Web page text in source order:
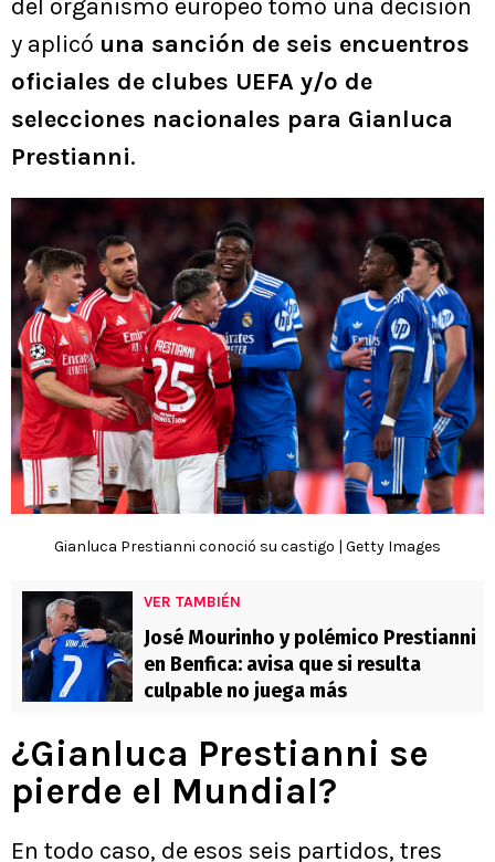
del organismo europeo tomó una decisión
y aplicó una sanción de seis encuentros
oficiales de clubes UEFA y/o de
selecciones nacionales para Gianluca
Prestianni.
Gianluca Prestianni conoció su castigo | Getty Images
VER TAMBIÉN
José Mourinho y polémico Prestianni
en Benfica: avisa que si resulta
culpable no juega más
¿Gianluca Prestianni se
pierde el Mundial?
En todo caso, de esos seis partidos, tres